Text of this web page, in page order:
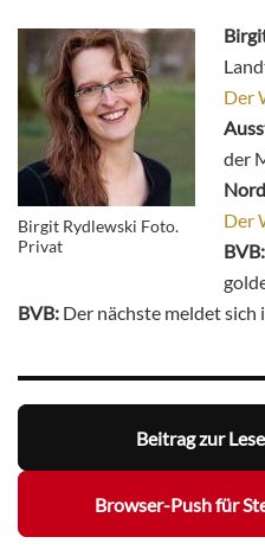
Birgit Rydlewski Foto.
Privat
Der
der
Der
BVB:
BVB: Der nächste meldet sich
Beitrag zur
Browser-Push für